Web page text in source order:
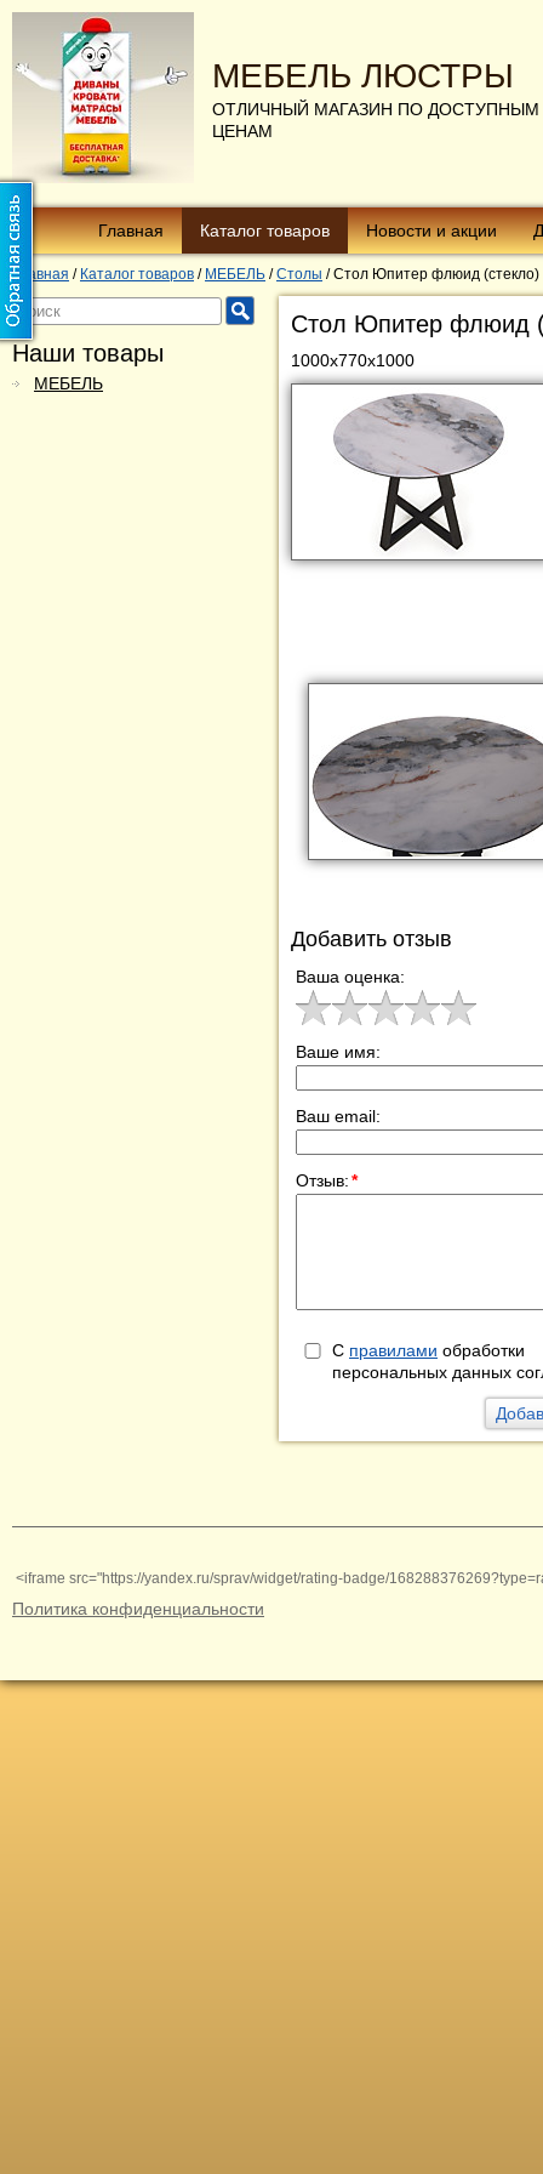
МЕБЕЛЬ ЛЮСТРЫ
ОТЛИЧНЫЙ МАГАЗИН ПО ДОСТУПНЫМ
ЦЕНАМ
Главная Каталог товаров Новости и акции
Главная / Каталог товаров / МЕБЕЛЬ / Столы / Стол Юпитер флюид (стекло)
Наши товары
МЕБЕЛЬ
Стол Юпитер флюид
1000х770х1000
Добавить отзыв
Ваша оценка:
Ваше имя:
Ваш email:
Отзыв:*
С правилами обработки
персональных данных
<iframe src="https://yandex.ru/sprav/widget/rating-badge/
Политика конфиденциальности